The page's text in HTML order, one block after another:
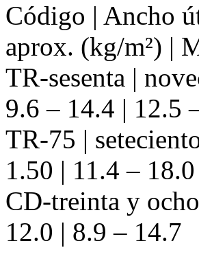
Código | Ancho
aprox. (kg/m²) |
TR-sesenta |
9.6 – 14.4 | 12.5
TR-75 |
1.50 | 11.4 –
CD-treinta y
12.0 | 8.9 – 14.7